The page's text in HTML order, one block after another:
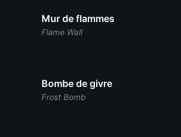
Mur de flammes
Flame Wall
Bombe de givre
Frost Bomb